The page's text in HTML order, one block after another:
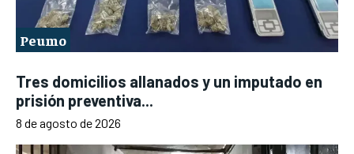
Peumo
Tres domicilios allanados y un imputado en
prisión preventiva...
8 de agosto de 2026